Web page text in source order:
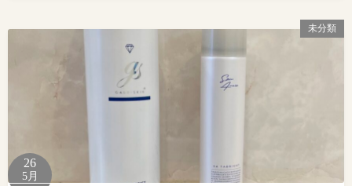
未分類
26
5月